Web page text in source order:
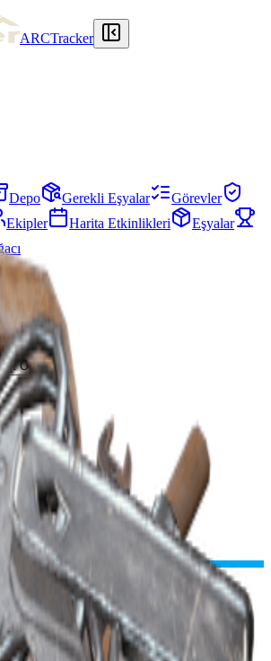
ARCTracker
Depo Gerekli Eşyalar
Görevler
Ekipler Harita Etkinlikleri
Eşyalar
Ol
Eşya